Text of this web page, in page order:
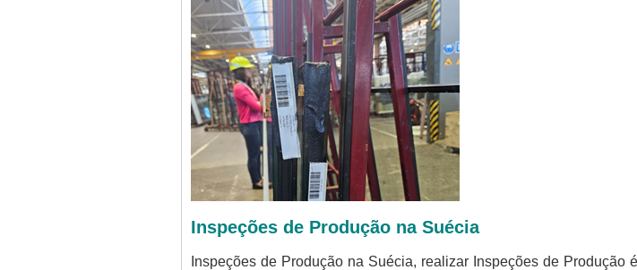
Inspeções de Produção na Suécia
Inspeções de Produção na Suécia, realizar Inspeções de